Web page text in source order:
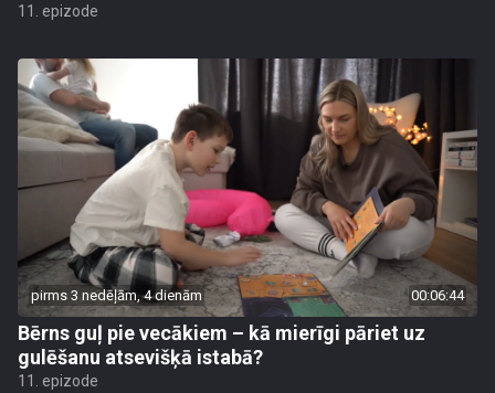
11. epizode
pirms 3 nedēļām, 4 dienām 00:06:44
Bērns guļ pie vecākiem – kā mierīgi pāriet uz
gulēšanu atsevišķā istabā?
11. epizode